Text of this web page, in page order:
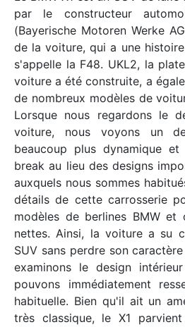
par le constructeur
(Bayerische Motoren Werke
de la voiture, qui a une
s'appelle la F48. UKL2, la
voiture a été construite, a
de nombreux modèles de
Lorsque nous regardons le
voiture, nous voyons un
beaucoup plus dynamique
break au lieu des designs
auxquels nous sommes
détails de cette carrosserie
modèles de berlines BMW et
nettes. Ainsi, la voiture a su
SUV sans perdre son
examinons le design
pouvons immédiatement
habituelle. Bien qu'il ait un
très classique, le X1